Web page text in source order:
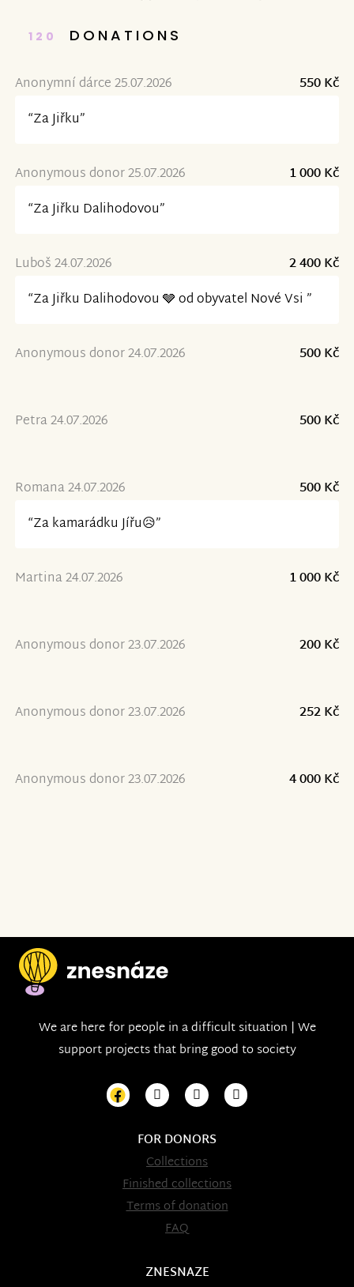
120 DONATIONS
Anonymní dárce 25.07.2026
550 Kč
“Za Jiřku”
Anonymous donor 25.07.2026
1 000 Kč
“Za Jiřku Dalihodovou”
Luboš 24.07.2026
2 400 Kč
“Za Jiřku Dalihodovou 🩶 od obyvatel Nové Vsi ”
Anonymous donor 24.07.2026 500 Kč
Petra 24.07.2026 500 Kč
Romana 24.07.2026
500 Kč
“Za kamarádku Jířu😥”
Martina 24.07.2026 1 000 Kč
Anonymous donor 23.07.2026 200 Kč
Anonymous donor 23.07.2026 252 Kč
Anonymous donor 23.07.2026 4 000 Kč
We are here for people in a difficult situation | We
support projects that bring good to society
FOR DONORS
Collections
Finished collections
Terms of donation
FAQ
ZNESNAZE